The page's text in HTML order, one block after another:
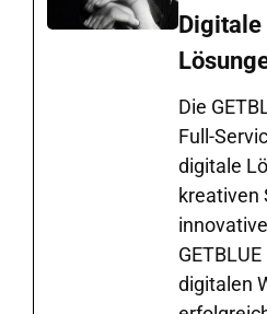
Digitale
Die
Full-
digitale
kreativen
digitalen